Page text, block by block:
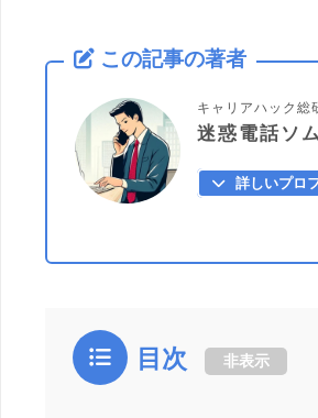
この記事の著者
キャリアハック総
迷惑電話ソ
詳しいプロ
目次 非表示